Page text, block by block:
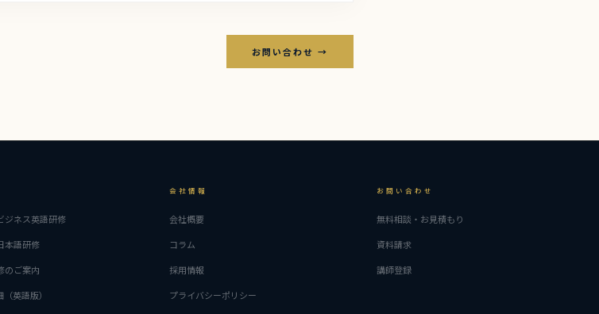
お問い合わせ →
ジネス英語研修
本語研修
のご案内
英語版）
会社情報
会社概要
コラム
採用情報
プライバシーポリシー
お問い合わせ
無料相談・お見積もり
資料請求
講師登録